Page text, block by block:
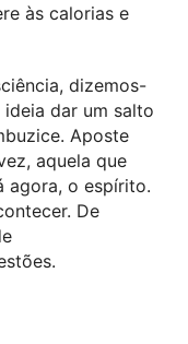
às calorias e
dizemos-
dar um salto
Aposte
aquela que
agora, o espírito.
De